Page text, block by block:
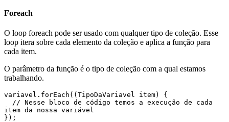
Foreach
O loop foreach pode ser usado com qualquer tipo de coleção. Esse
loop itera sobre cada elemento da coleção e aplica a função para
cada item.
O parâmetro da função é o tipo de coleção com a qual estamos
trabalhando.
variavel.forEach((TipoDaVariavel item) {
item da nossa variável
});